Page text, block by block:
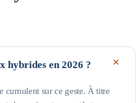
hybrides en 2026 ?
cumulent sur ce geste. À titre